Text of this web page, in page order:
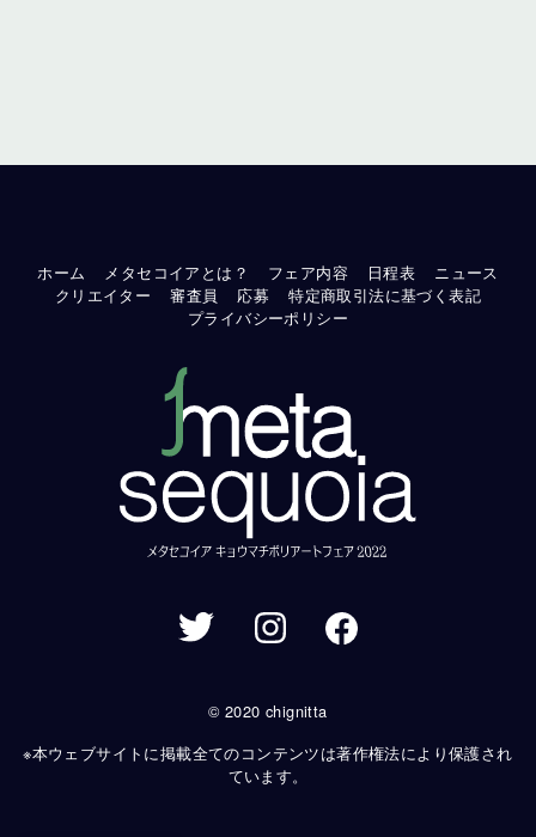
ホーム メタセコイアとは？ フェア内容 日程表
ニュース
クリエイター
審査員 応募
特定商取引法に基づく表記
プライバシーポリシー
© 2020 chignitta
※本ウェブサイトに掲載全てのコンテンツは著作権法により保護され
ています。